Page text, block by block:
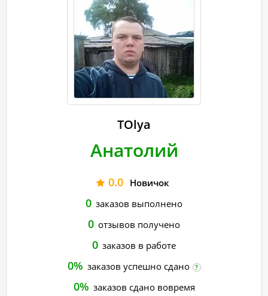
TOlya
Анатолий
0.0 Новичок
0 заказов выполнено
0 отзывов получено
0 заказов в работе
0% заказов успешно сдано ?
0% заказов сдано вовремя